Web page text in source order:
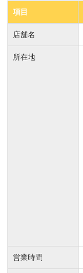
項目
店舗名
所在地
営業時間